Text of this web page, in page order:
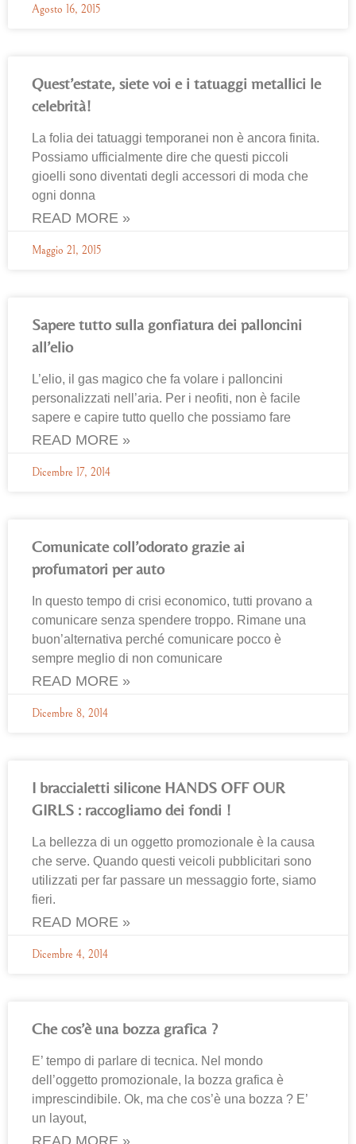
Agosto 16, 2015
Quest’estate, siete voi e i tatuaggi metallici le
celebrità!
La folia dei tatuaggi temporanei non è ancora finita.
Possiamo ufficialmente dire che questi piccoli
gioelli sono diventati degli accessori di moda che
ogni donna
READ MORE »
Maggio 21, 2015
Sapere tutto sulla gonfiatura dei palloncini
all’elio
L’elio, il gas magico che fa volare i palloncini
personalizzati nell’aria. Per i neofiti, non è facile
sapere e capire tutto quello che possiamo fare
READ MORE »
Dicembre 17, 2014
Comunicate coll’odorato grazie ai
profumatori per auto
In questo tempo di crisi economico, tutti provano a
comunicare senza spendere troppo. Rimane una
buon’alternativa perché comunicare pocco è
sempre meglio di non comunicare
READ MORE »
Dicembre 8, 2014
I braccialetti silicone HANDS OFF OUR
GIRLS : raccogliamo dei fondi !
La bellezza di un oggetto promozionale è la causa
che serve. Quando questi veicoli pubblicitari sono
utilizzati per far passare un messaggio forte, siamo
fieri.
READ MORE »
Dicembre 4, 2014
Che cos’è una bozza grafica ?
E’ tempo di parlare di tecnica. Nel mondo
dell’oggetto promozionale, la bozza grafica è
imprescindibile. Ok, ma che cos’è una bozza ? E’
un layout,
READ MORE »